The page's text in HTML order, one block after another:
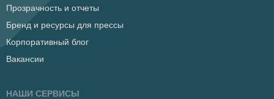
Прозрачность и отчеты
Бренд и ресурсы для прессы
Корпоративный блог
Вакансии
НАШИ СЕРВИСЫ